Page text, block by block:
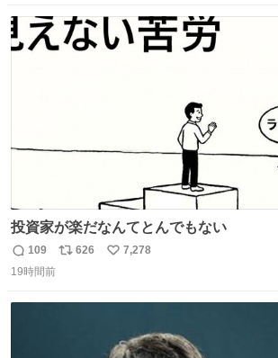
ト
数
数
投資家が楽だなんてとんでもない
返
信
109
リ
626
い
7,278
19時間前